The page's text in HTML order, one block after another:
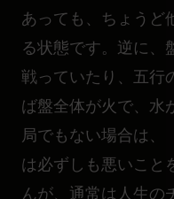
あっても、ちょうど
る状態です。逆に、
戦っていたり、五行
ば盤全体が火で、水
局でもない場合は、
は必ずしも悪いこと
んが、通常は人生の